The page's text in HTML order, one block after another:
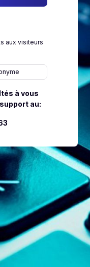
aux visiteurs
à vous
au: